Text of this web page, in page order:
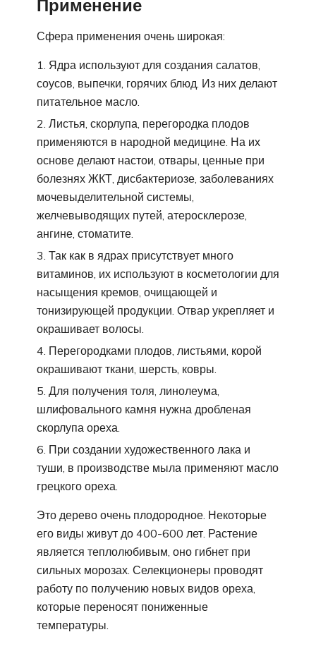
Применение
Сфера применения очень широкая:
Ядра используют для создания салатов,
соусов, выпечки, горячих блюд. Из них делают
питательное масло.
Листья, скорлупа, перегородка плодов
применяются в народной медицине. На их
основе делают настои, отвары, ценные при
болезнях ЖКТ, дисбактериозе, заболеваниях
мочевыделительной системы,
желчевыводящих путей, атеросклерозе,
ангине, стоматите.
Так как в ядрах присутствует много
витаминов, их используют в косметологии для
насыщения кремов, очищающей и
тонизирующей продукции. Отвар укрепляет и
окрашивает волосы.
Перегородками плодов, листьями, корой
окрашивают ткани, шерсть, ковры.
Для получения толя, линолеума,
шлифовального камня нужна дробленая
скорлупа ореха.
При создании художественного лака и
туши, в производстве мыла применяют масло
грецкого ореха.
Это дерево очень плодородное. Некоторые
его виды живут до 400-600 лет. Растение
является теплолюбивым, оно гибнет при
сильных морозах. Селекционеры проводят
работу по получению новых видов ореха,
которые переносят пониженные
температуры.